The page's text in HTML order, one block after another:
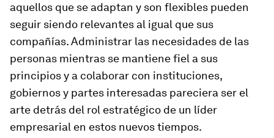
aquellos que se adaptan y son flexibles pueden
seguir siendo relevantes al igual que sus
compañías. Administrar las necesidades de las
personas mientras se mantiene fiel a sus
principios y a colaborar con instituciones,
gobiernos y partes interesadas pareciera ser el
arte detrás del rol estratégico de un líder
empresarial en estos nuevos tiempos.